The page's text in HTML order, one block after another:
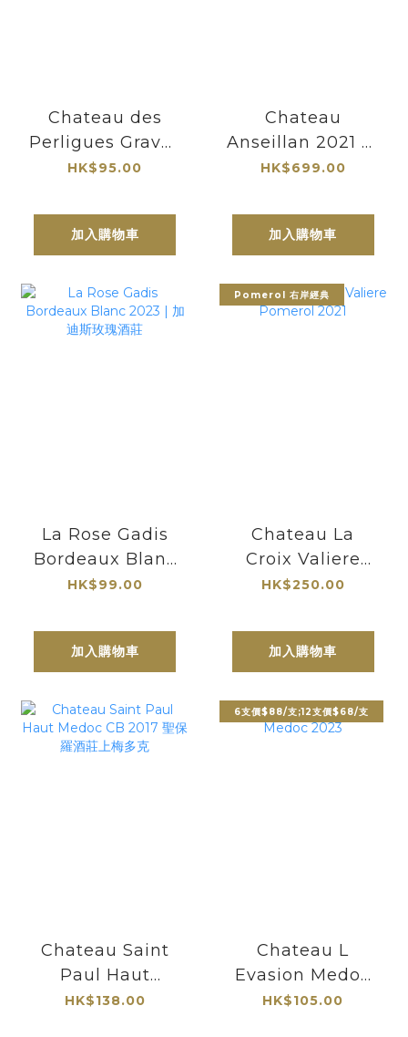
Chateau des
Perligues Graves
Rouge 佩爾格斯酒
HK$95.00
加入購物車
Chateau
Anseillan 2021 拉
菲酒莊三牌酒
HK$699.00
加入購物車
La Rose Gadis
Bordeaux Blanc
2023 | 加迪斯玫瑰
HK$99.00
加入購物車
Pomerol 右岸經典
Chateau La
Croix Valiere
Pomerol 2021
HK$250.00
加入購物車
Chateau Saint
Paul Haut
Medoc CB 2017
HK$138.00
6支價$88/支;12支價$68/支
Chateau L
Evasion Medoc
2023
HK$105.00